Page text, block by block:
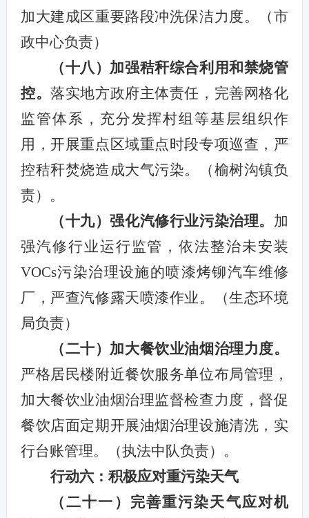
加大建成区重要路段冲洗保洁力度。（市
政中心负责）
（十八）加强秸秆综合利用和禁烧管
控。落实地方政府主体责任，完善网格化
监管体系，充分发挥村组等基层组织作
用，开展重点区域重点时段专项巡查，严
控秸秆焚烧造成大气污染。（榆树沟镇负
责）。
（十九）强化汽修行业污染治理。 加
强汽修行业运行监管，依法整治未安装
VOCs污染治理设施的喷漆烤铆汽车维修
厂，严查汽修露天喷漆作业。（生态环境
局负责）
（二十）加大餐饮业油烟治理力度。
严格居民楼附近餐饮服务单位布局管理，
加大餐饮业油烟治理监督检查力度，督促
餐饮店面定期开展油烟治理设施清洗，实
行台账管理。（执法中队负责）。
行动六：积极应对重污染天气
（二十一） 完善重污染天气应对机